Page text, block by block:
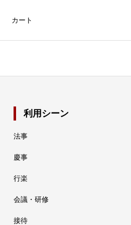
カート
利用シーン
法事
慶事
行楽
会議・研修
接待